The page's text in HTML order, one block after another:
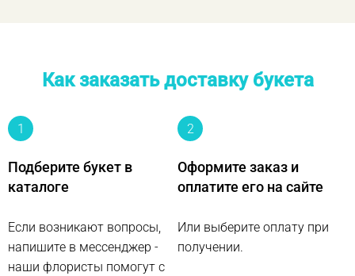
Как заказать доставку букета
1
Подберите букет в
каталоге
Если возникают вопросы,
напишите в мессенджер -
наши флористы помогут с
2
Оформите заказ и
оплатите его на сайте
Или выберите оплату при
получении.